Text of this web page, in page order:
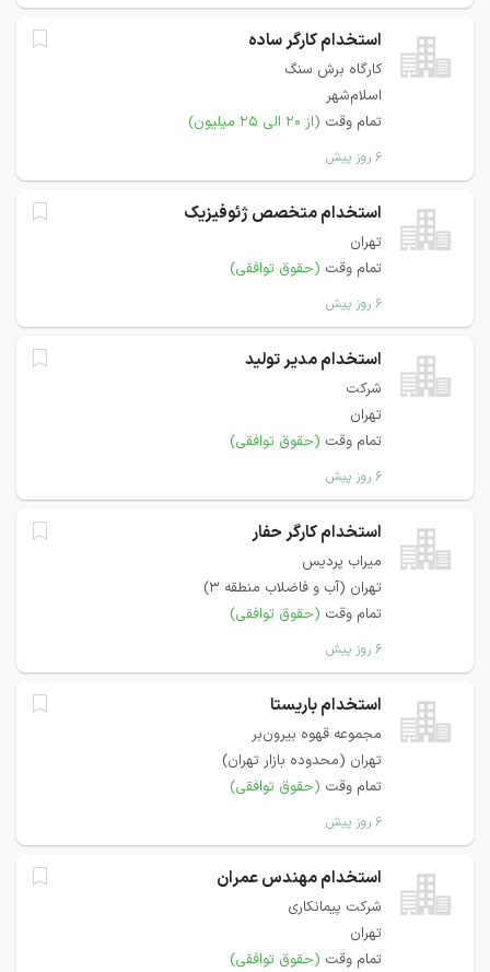
استخدام کارگر ساده
کارگاه برش سنگ
اسلام‌شهر
تمام وقت (از ۲۰ الی ۲۵ میلیون)
۶ روز پیش
استخدام متخصص ژئوفیزیک
تهران
تمام وقت (حقوق توافقی)
۶ روز پیش
استخدام مدیر تولید
شرکت
تهران
تمام وقت (حقوق توافقی)
۶ روز پیش
استخدام کارگر حفار
میراب پردیس
تهران (آب و فاضلاب منطقه 3)
تمام وقت (حقوق توافقی)
۶ روز پیش
استخدام باریستا
مجموعه قهوه بیرون‌بر
تهران (محدوده بازار تهران)
تمام وقت (حقوق توافقی)
۶ روز پیش
استخدام مهندس عمران
شرکت پیمانکاری
تهران
تمام وقت (حقوق توافقی)